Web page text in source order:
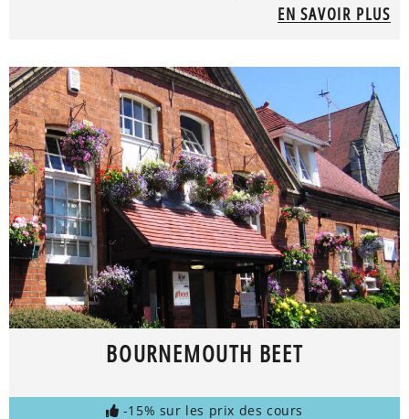
EN SAVOIR PLUS
BOURNEMOUTH BEET
-15% sur les prix des cours